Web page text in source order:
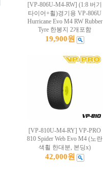
[VP-806U-M4-RW] (1:8 버기
타이어+휠)경기용 VP-806U
Hurricane Evo M4 RW Rubber
Tyre 한봉지 2개포함
19,900원
[VP-810U-M4-RY] VP-PRO
810 Spider Web Evo M4 (노란
색휠 한대분, 본딩x)
42,000원